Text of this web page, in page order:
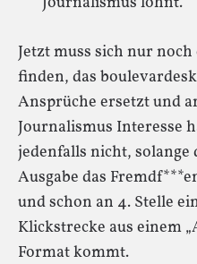
Jetzt muss sich nur
finden, das
Ansprüche ersetzt und
Journalismus Interesse
jedenfalls nicht, solange
Ausgabe das
und schon an 4. Stelle
Klickstrecke aus einem
Format kommt.